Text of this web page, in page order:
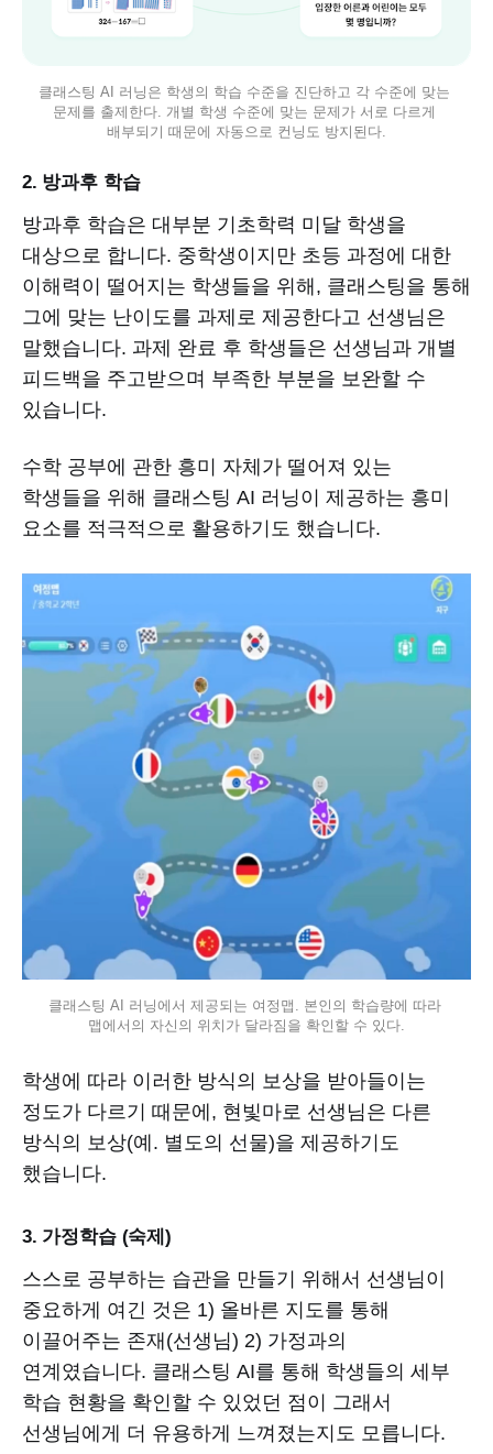
클래스팅 AI 러닝은 학생의 학습 수준을 진단하고 각 수준에 맞는
문제를 출제한다. 개별 학생 수준에 맞는 문제가 서로 다르게
배부되기 때문에 자동으로 컨닝도 방지된다.
2. 방과후 학습
방과후 학습은 대부분 기초학력 미달 학생을
대상으로 합니다. 중학생이지만 초등 과정에 대한
이해력이 떨어지는 학생들을 위해, 클래스팅을 통해
그에 맞는 난이도를 과제로 제공한다고 선생님은
말했습니다. 과제 완료 후 학생들은 선생님과 개별
피드백을 주고받으며 부족한 부분을 보완할 수
있습니다.
수학 공부에 관한 흥미 자체가 떨어져 있는
학생들을 위해 클래스팅 AI 러닝이 제공하는 흥미
요소를 적극적으로 활용하기도 했습니다.
클래스팅 AI 러닝에서 제공되는 여정맵. 본인의 학습량에 따라
맵에서의 자신의 위치가 달라짐을 확인할 수 있다.
학생에 따라 이러한 방식의 보상을 받아들이는
정도가 다르기 때문에, 현빛마로 선생님은 다른
방식의 보상(예. 별도의 선물)을 제공하기도
했습니다.
3. 가정학습 (숙제)
스스로 공부하는 습관을 만들기 위해서 선생님이
중요하게 여긴 것은 1) 올바른 지도를 통해
이끌어주는 존재(선생님) 2) 가정과의
연계였습니다. 클래스팅 AI를 통해 학생들의 세부
학습 현황을 확인할 수 있었던 점이 그래서
선생님에게 더 유용하게 느껴졌는지도 모릅니다.